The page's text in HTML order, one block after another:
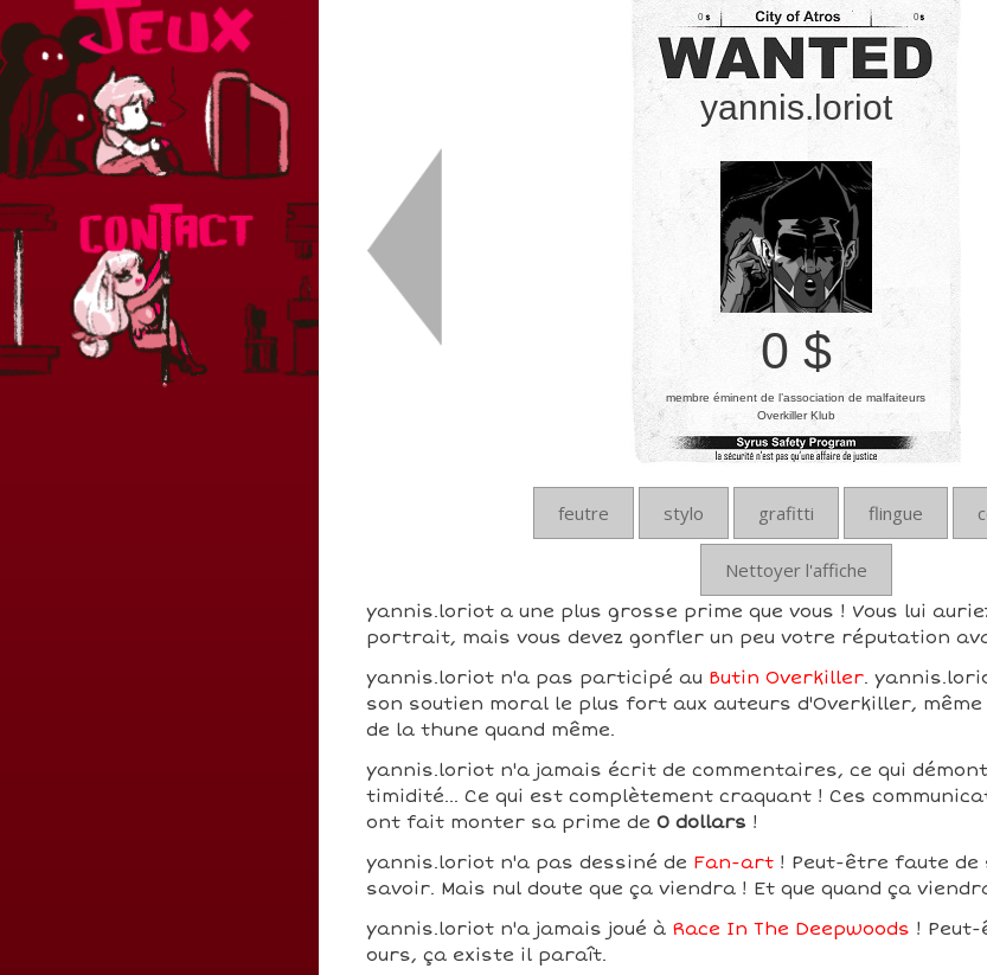
0
yannis.loriot
0
0 $
membre éminent de l’association de malfaiteurs
Overkiller Klub
feutre stylo grafitti flingue
Nettoyer l'affiche
yannis.loriot a une plus grosse prime que vous ! Vous lui
portrait, mais vous devez gonfler un peu votre réputation
yannis.loriot n'a pas participé au Butin Overkiller.
son soutien moral le plus fort aux auteurs d'Overkiller,
de la thune quand même.
yannis.loriot n'a jamais écrit de commentaires, ce qui
timidité... Ce qui est complètement craquant ! Ces
ont fait monter sa prime de 0 dollars !
yannis.loriot n'a pas dessiné de Fan-art! Peut-être faute de
savoir. Mais nul doute que ça viendra ! Et que quand ça
yannis.loriot n'a jamais joué à Race In The Deepwoods !
ours, ça existe il paraît.